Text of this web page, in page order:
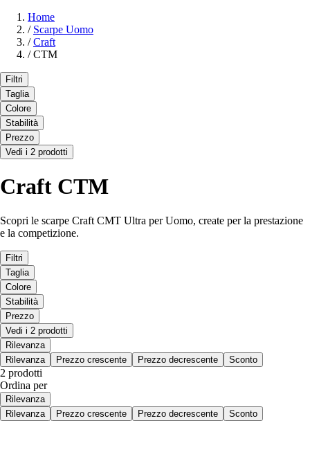
Home
/ Scarpe Uomo
/ Craft
/ CTM
Filtri
Taglia
Colore
Stabilità
Prezzo
Vedi i 2 prodotti
Craft CTM
Scopri le scarpe Craft CMT Ultra per Uomo, create per la prestazione
e la competizione.
Filtri
Taglia
Colore
Stabilità
Prezzo
Vedi i 2 prodotti
Rilevanza
Rilevanza
Prezzo crescente Prezzo decrescente Sconto
2 prodotti
Ordina per
Rilevanza
Rilevanza
Prezzo crescente Prezzo decrescente Sconto